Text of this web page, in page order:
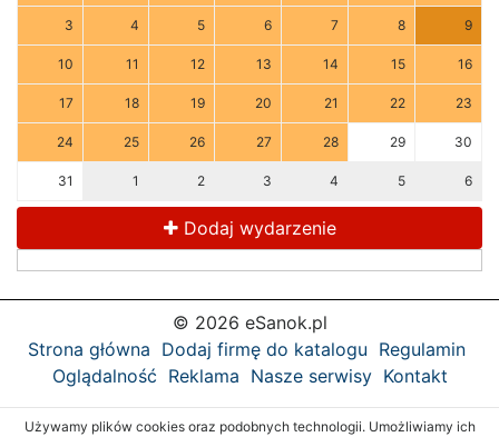
3 4 5 6 7 8 9
10 11 12 13 14 15 16
17 18 19 20 21 22 23
24 25 26 27 28 29 30
31 1 2 3 4 5 6
Dodaj wydarzenie
© 2026 eSanok.pl
Strona główna Dodaj firmę do katalogu Regulamin
Oglądalność Reklama Nasze serwisy Kontakt
Używamy plików cookies oraz podobnych technologii. Umożliwiamy ich